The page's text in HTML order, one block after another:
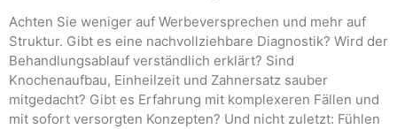
Achten Sie weniger auf Werbeversprechen und mehr auf
Struktur. Gibt es eine nachvollziehbare Diagnostik? Wird der
Behandlungsablauf verständlich erklärt? Sind
Knochenaufbau, Einheilzeit und Zahnersatz sauber
mitgedacht? Gibt es Erfahrung mit komplexeren Fällen und
mit sofort versorgten Konzepten? Und nicht zuletzt: Fühlen